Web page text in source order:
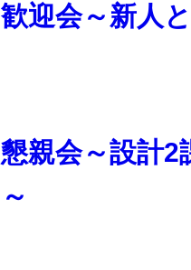
歓迎会～新人
懇親会～設計2
～